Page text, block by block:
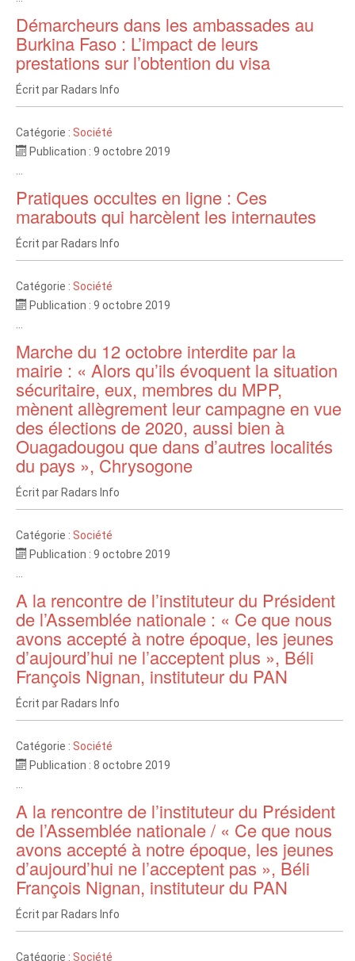
Démarcheurs dans les ambassades au
Burkina Faso : L’impact de leurs
prestations sur l’obtention du visa
Écrit par Radars Info
Catégorie : Société
Publication : 9 octobre 2019
Pratiques occultes en ligne : Ces
marabouts qui harcèlent les internautes
Écrit par Radars Info
Catégorie : Société
Publication : 9 octobre 2019
Marche du 12 octobre interdite par la
mairie : « Alors qu’ils évoquent la situation
sécuritaire, eux, membres du MPP,
mènent allègrement leur campagne en vue
des élections de 2020, aussi bien à
Ouagadougou que dans d’autres localités
du pays », Chrysogone
Écrit par Radars Info
Catégorie : Société
Publication : 9 octobre 2019
A la rencontre de l’instituteur du Président
de l’Assemblée nationale : « Ce que nous
avons accepté à notre époque, les jeunes
d’aujourd’hui ne l’acceptent plus », Béli
François Nignan, instituteur du PAN
Écrit par Radars Info
Catégorie : Société
Publication : 8 octobre 2019
A la rencontre de l’instituteur du Président
de l’Assemblée nationale / « Ce que nous
avons accepté à notre époque, les jeunes
d’aujourd’hui ne l’acceptent pas », Béli
François Nignan, instituteur du PAN
Écrit par Radars Info
Catégorie : Société